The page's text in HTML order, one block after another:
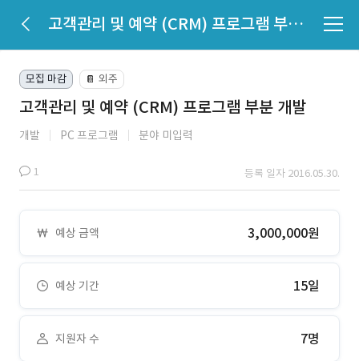
고객관리 및 예약 (CRM) 프로그램 부분 개발
모집 마감 📔 외주
고객관리 및 예약 (CRM) 프로그램 부분 개발
개발 PC 프로그램 분야 미입력
1 등록 일자 2016.05.30.
예상 금액 3,000,000원
예상 기간 15일
지원자 수 7명